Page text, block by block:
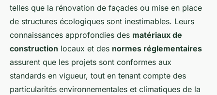
telles que la rénovation de façades ou mise en place
de structures écologiques sont inestimables. Leurs
connaissances approfondies des matériaux de
construction locaux et des normes réglementaires
assurent que les projets sont conformes aux
standards en vigueur, tout en tenant compte des
particularités environnementales et climatiques de la